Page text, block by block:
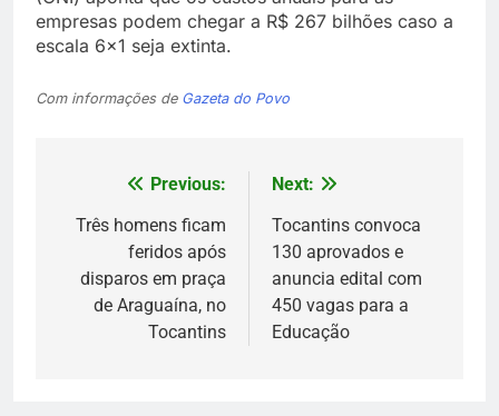
empresas podem chegar a R$ 267 bilhões caso a
escala 6×1 seja extinta.
Com informações de Gazeta do Povo
Navegação
de
Post
Previous:
Três homens ficam
feridos após
disparos em praça
de Araguaína, no
Tocantins
Next:
Tocantins convoca
130 aprovados e
anuncia edital com
450 vagas para a
Educação